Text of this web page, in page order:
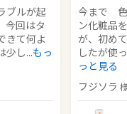
ブルが起
今回はタ
きて何よ
少し...もっ
今まで 色
ン化粧品
が、初め
したが使
っと見る
フジソラ